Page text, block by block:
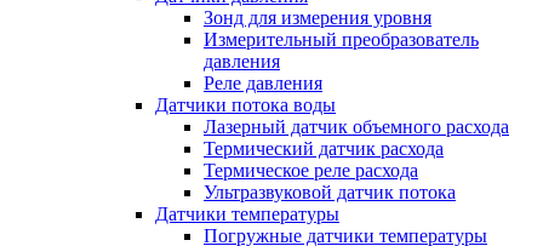
Зонд для измерения уровня
Измерительный преобразователь
давления
Реле давления
Датчики потока воды
Лазерный датчик объемного расхода
Термический датчик расхода
Термическое реле расхода
Ультразвуковой датчик потока
Датчики температуры
Погружные датчики температуры